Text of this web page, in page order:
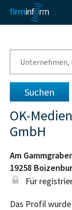
OK-
GmbH
Am
19258
Für
Das Profil